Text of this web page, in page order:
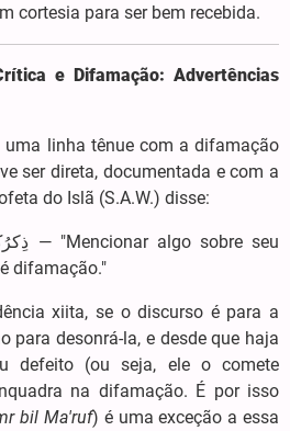
cortesia para ser bem recebida.
e Difamação: Advertências
linha tênue com a difamação
ser direta, documentada e com a
do Islã (S.A.W.) disse:
difamação."
xiita, se o discurso é para a
para desonrá-la, e desde que haja
defeito (ou seja, ele o comete
na difamação. É por isso
bil Ma'ruf) é uma exceção a essa